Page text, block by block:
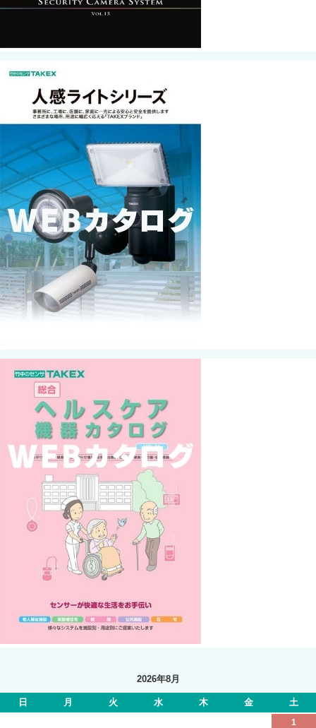
2026年8月
日 月 火 水 木 金 土
1